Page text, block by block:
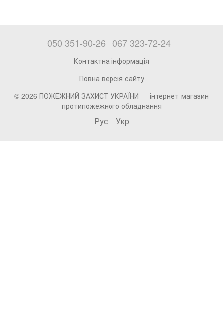
050 351-90-26 067 323-72-24
Контактна інформація
Повна версія сайту
© 2026 ПОЖЕЖНИЙ ЗАХИСТ УКРАЇНИ — інтернет-магазин
протипожежного обладнання
Рус Укр